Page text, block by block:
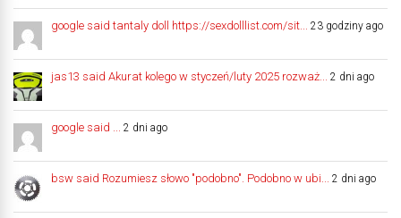
google said tantaly doll https://sexdolllist.com/sit... 23 godziny ago
jas13 said Akurat kolego w styczeń/luty 2025 rozważ... 2 dni ago
google said ... 2 dni ago
bsw said Rozumiesz słowo "podobno". Podobno w ubi... 2 dni ago